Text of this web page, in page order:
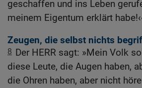
geschaffen und ins Leben
meinem Eigentum erklärt
Zeugen, die selbst nichts
8 Der HERR sagt: »Mein Volk
diese Leute, die Augen haben,
die Ohren haben, aber nicht